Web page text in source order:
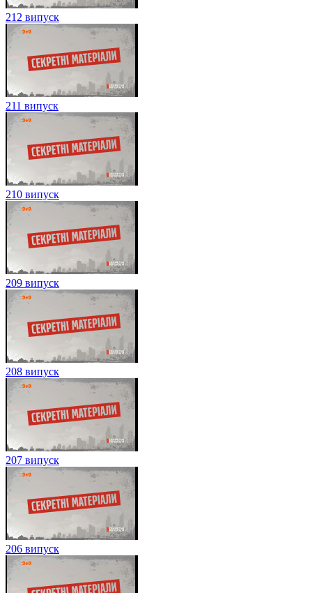
212 випуск
211 випуск
210 випуск
209 випуск
208 випуск
207 випуск
206 випуск